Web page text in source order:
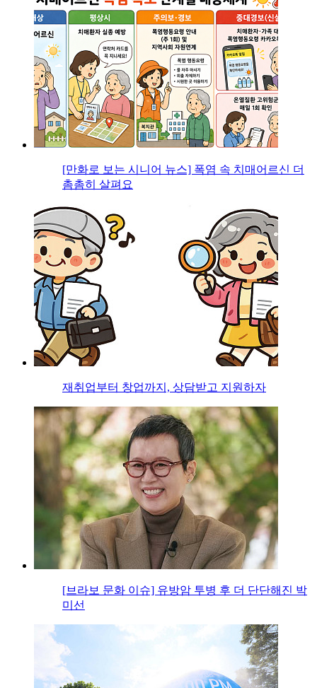
[만화로 보는 시니어 뉴스] 폭염 속 치매어르신 더
촘촘히 살펴요
재취업부터 창업까지, 상담받고 지원하자
[브라보 문화 이슈] 유방암 투병 후 더 단단해진 박
미선